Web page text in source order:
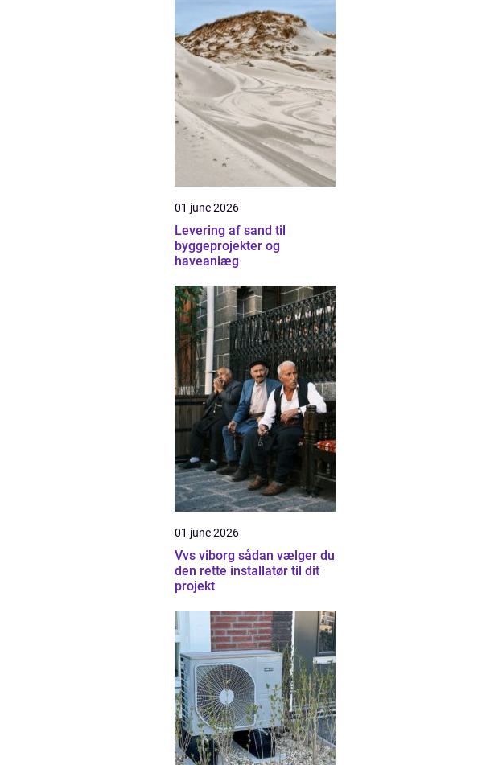
01 june 2026
Levering af sand til
byggeprojekter og
haveanlæg
01 june 2026
Vvs viborg sådan vælger du
den rette installatør til dit
projekt